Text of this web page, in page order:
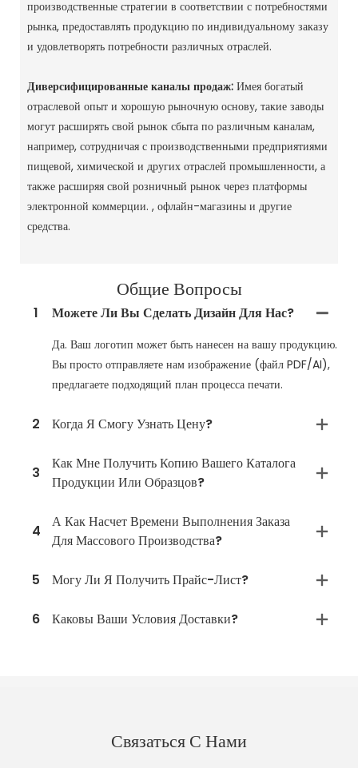
производственные стратегии в соответствии с потребностями
рынка, предоставлять продукцию по индивидуальному заказу
и удовлетворять потребности различных отраслей. ‌
Диверсифицированные каналы продаж: Имея богатый
отраслевой опыт и хорошую рыночную основу, такие заводы
могут расширять свой рынок сбыта по различным каналам,
например, сотрудничая с производственными предприятиями
пищевой, химической и других отраслей промышленности, а
также расширяя свой розничный рынок через платформы
электронной коммерции. , офлайн-магазины и другие
средства. ‌
Общие Вопросы
1 Можете Ли Вы Сделать Дизайн Для Нас?
Да. Ваш логотип может быть нанесен на вашу продукцию.
Вы просто отправляете нам изображение (файл PDF/AI),
предлагаете подходящий план процесса печати.
2 Когда Я Смогу Узнать Цену?
3
Как Мне Получить Копию Вашего Каталога
Продукции Или Образцов?
4
А Как Насчет Времени Выполнения Заказа
Для Массового Производства?
5 Могу Ли Я Получить Прайс-Лист?
6 Каковы Ваши Условия Доставки?
Связаться С Нами